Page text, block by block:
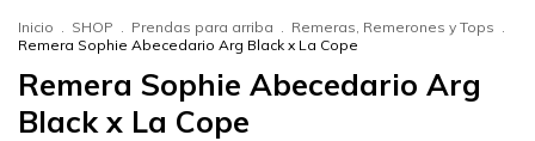
Inicio . SHOP . Prendas para arriba . Remeras, Remerones y Tops .
Remera Sophie Abecedario Arg Black x La Cope
Remera Sophie Abecedario Arg
Black x La Cope